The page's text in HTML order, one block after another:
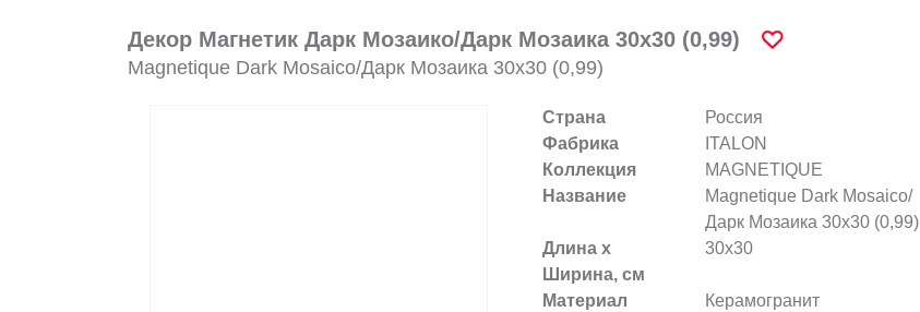
Декор Магнетик Дарк Мозаико/Дарк Мозаика 30х30 (0,99)
Magnetique Dark Mosaico/Дарк Мозаика 30х30 (0,99)
Страна
Россия
Фабрика
ITALON
Коллекция
MAGNETIQUE
Название
Magnetique Dark Mosaico/
Дарк Мозаика 30х30 (0,99)
Длина х
Ширина, см
30x30
Материал
Керамогранит